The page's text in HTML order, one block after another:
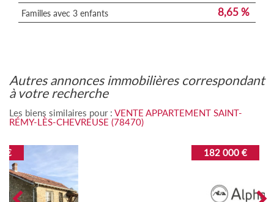
Familles avec 3 enfants 8,65 %
autres annonces immobilières correspondant
à votre recherche
Les biens similaires pour : VENTE APPARTEMENT SAINT-
RÉMY-LÈS-CHEVREUSE (78470)